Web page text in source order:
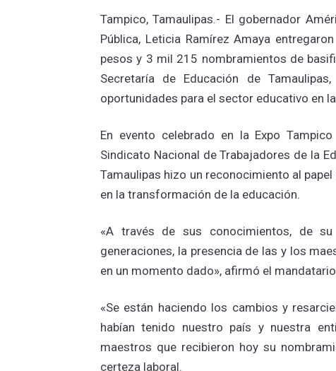
Tampico, Tamaulipas.- El gobernador
Pública, Leticia Ramírez Amaya
pesos y 3 mil 215 nombramientos de
Secretaría de Educación de
oportunidades para el sector educativo en
En evento celebrado en la Expo
Sindicato Nacional de Trabajadores de la
Tamaulipas hizo un reconocimiento al
en la transformación de la educación.
«A través de sus conocimientos, de
generaciones, la presencia de las y los
en un momento dado», afirmó el
«Se están haciendo los cambios y
habían tenido nuestro país y nuestra
maestros que recibieron hoy su
certeza laboral.